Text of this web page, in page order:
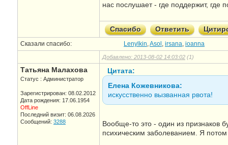
нас послушает - где поддержит, где
Спасибо Ответить
Сказали спасибо: Lenylkin,Asol , irsana, ioanna
Добавлено: 2013-08-02 14:03:02 (1)
Татьяна Малахова
Статус : Администратор
Зарегистрирован: 08.02.2012
Дата рождения: 17.06.1954
OffLine
Последний визит: 06.08.2026
Сообщений: 3288
Цитата:
Елена Кожевникова:
искусственно вызванная рвота!
Вообще-то это - один из признаков
психическим заболеванием. Я